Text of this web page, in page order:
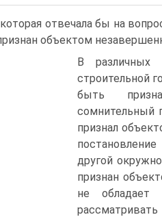
отвечала бы на
объектом
В различных
строительной
быть
сомнительный
признал
другой
признан
не обладает